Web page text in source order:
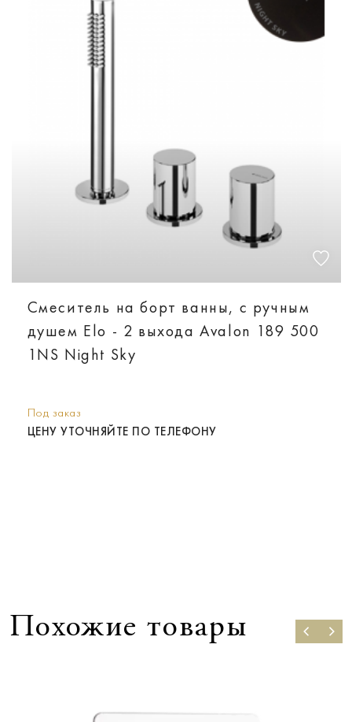
Смеситель на борт ванны, с ручным
душем Elo - 2 выхода Avalon 189 500
1NS Night Sky
Под заказ
ЦЕНУ УТОЧНЯЙТЕ ПО ТЕЛЕФОНУ
Похожие товары